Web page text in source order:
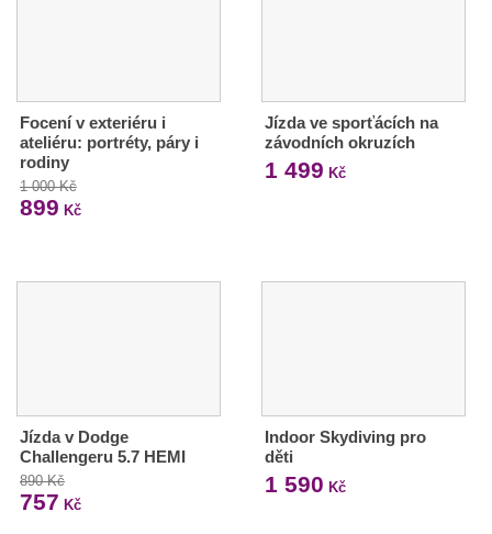
Focení v exteriéru i
ateliéru: portréty, páry i
rodiny
1 000 Kč
899 Kč
Jízda ve sporťácích na
závodních okruzích
1 499 Kč
Jízda v Dodge
Challengeru 5.7 HEMI
890 Kč
757 Kč
Indoor Skydiving pro
děti
1 590 Kč